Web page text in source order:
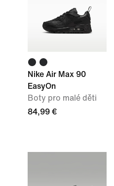
Nike Air Max 90
EasyOn
Boty pro malé děti
84,99 €